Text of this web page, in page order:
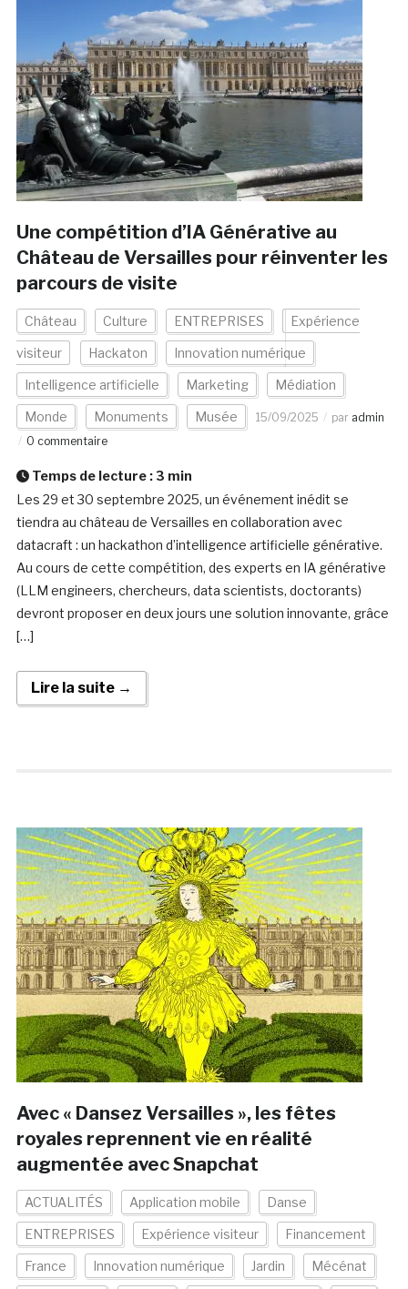
Une compétition d’IA Générative au
Château de Versailles pour réinventer les
parcours de visite
Château Culture ENTREPRISES Expérience
visiteur Hackaton Innovation numérique
Intelligence artificielle Marketing Médiation
Monde Monuments Musée 15/09/2025 par admin
0 commentaire
Temps de lecture : 3 min
Les 29 et 30 septembre 2025, un événement inédit se
tiendra au château de Versailles en collaboration avec
datacraft : un hackathon d’intelligence artificielle générative.
Au cours de cette compétition, des experts en IA générative
(LLM engineers, chercheurs, data scientists, doctorants)
devront proposer en deux jours une solution innovante, grâce
[…]
Lire la suite →
Avec « Dansez Versailles », les fêtes
royales reprennent vie en réalité
augmentée avec Snapchat
ACTUALITÉS Application mobile Danse
ENTREPRISES Expérience visiteur Financement
France Innovation numérique Jardin Mécénat